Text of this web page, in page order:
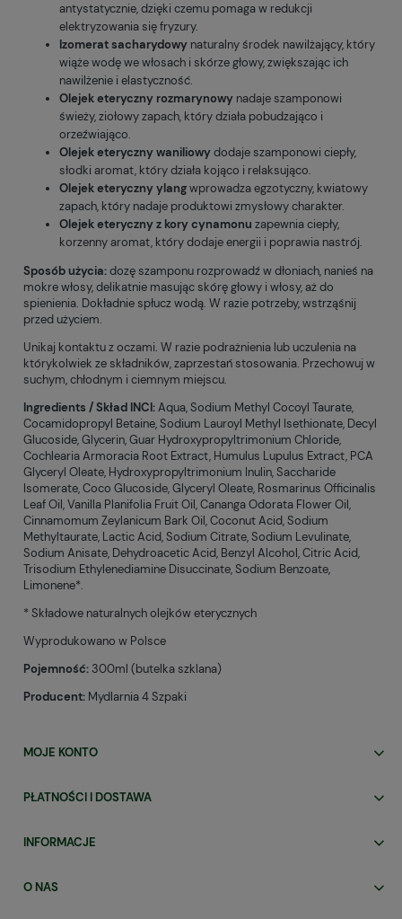
antystatycznie, dzięki czemu pomaga w redukcji
elektryzowania się fryzury.
Izomerat sacharydowy naturalny środek nawilżający, który
wiąże wodę we włosach i skórze głowy, zwiększając ich
nawilżenie i elastyczność.
Olejek eteryczny rozmarynowy nadaje szamponowi
świeży, ziołowy zapach, który działa pobudzająco i
orzeźwiająco.
Olejek eteryczny waniliowydodaje szamponowi ciepły,
słodki aromat, który działa kojąco i relaksująco.
Olejek eteryczny ylangwprowadza egzotyczny, kwiatowy
zapach, który nadaje produktowi zmysłowy charakter.
Olejek eteryczny z kory cynamonu zapewnia ciepły,
korzenny aromat, który dodaje energii i poprawia nastrój.
Sposób użycia:dozę szamponu rozprowadź w dłoniach, nanieś na
mokre włosy, delikatnie masując skórę głowy i włosy, aż do
spienienia. Dokładnie spłucz wodą. W razie potrzeby, wstrząśnij
przed użyciem.
Unikaj kontaktu z oczami. W razie podrażnienia lub uczulenia na
którykolwiek ze składników, zaprzestań stosowania. Przechowuj w
suchym, chłodnym i ciemnym miejscu.
Ingredients / Skład INCI:Aqua, Sodium Methyl Cocoyl Taurate,
Cocamidopropyl Betaine, Sodium Lauroyl Methyl Isethionate, Decyl
Glucoside, Glycerin, Guar Hydroxypropyltrimonium Chloride,
Cochlearia Armoracia Root Extract, Humulus Lupulus Extract, PCA
Glyceryl Oleate, Hydroxypropyltrimonium Inulin, Saccharide
Isomerate, Coco Glucoside, Glyceryl Oleate, Rosmarinus Officinalis
Leaf Oil, Vanilla Planifolia Fruit Oil, Cananga Odorata Flower Oil,
Cinnamomum Zeylanicum Bark Oil, Coconut Acid, Sodium
Methyltaurate, Lactic Acid, Sodium Citrate, Sodium Levulinate,
Sodium Anisate, Dehydroacetic Acid, Benzyl Alcohol, Citric Acid,
Trisodium Ethylenediamine Disuccinate, Sodium Benzoate,
Limonene*.
* Składowe naturalnych olejków eterycznych
Wyprodukowano w Polsce
Pojemność:300ml (butelka szklana)
Producent: Mydlarnia 4 Szpaki
MOJE KONTO
PŁATNOŚCI I DOSTAWA
INFORMACJE
O NAS